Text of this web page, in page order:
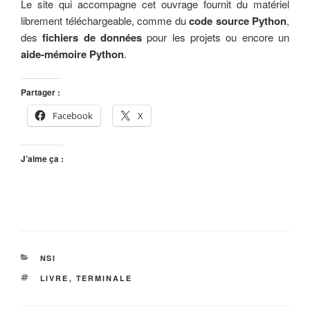
Le site qui accompagne cet ouvrage fournit du matériel
librement téléchargeable, comme ducode source Python,
desfichiers de données pour les projets ou encore un
aide-mémoire Python.
Partager :
Facebook
X
J’aime ça :
CATÉGORIES
NSI
ÉTIQUETTES
LIVRE , TERMINALE